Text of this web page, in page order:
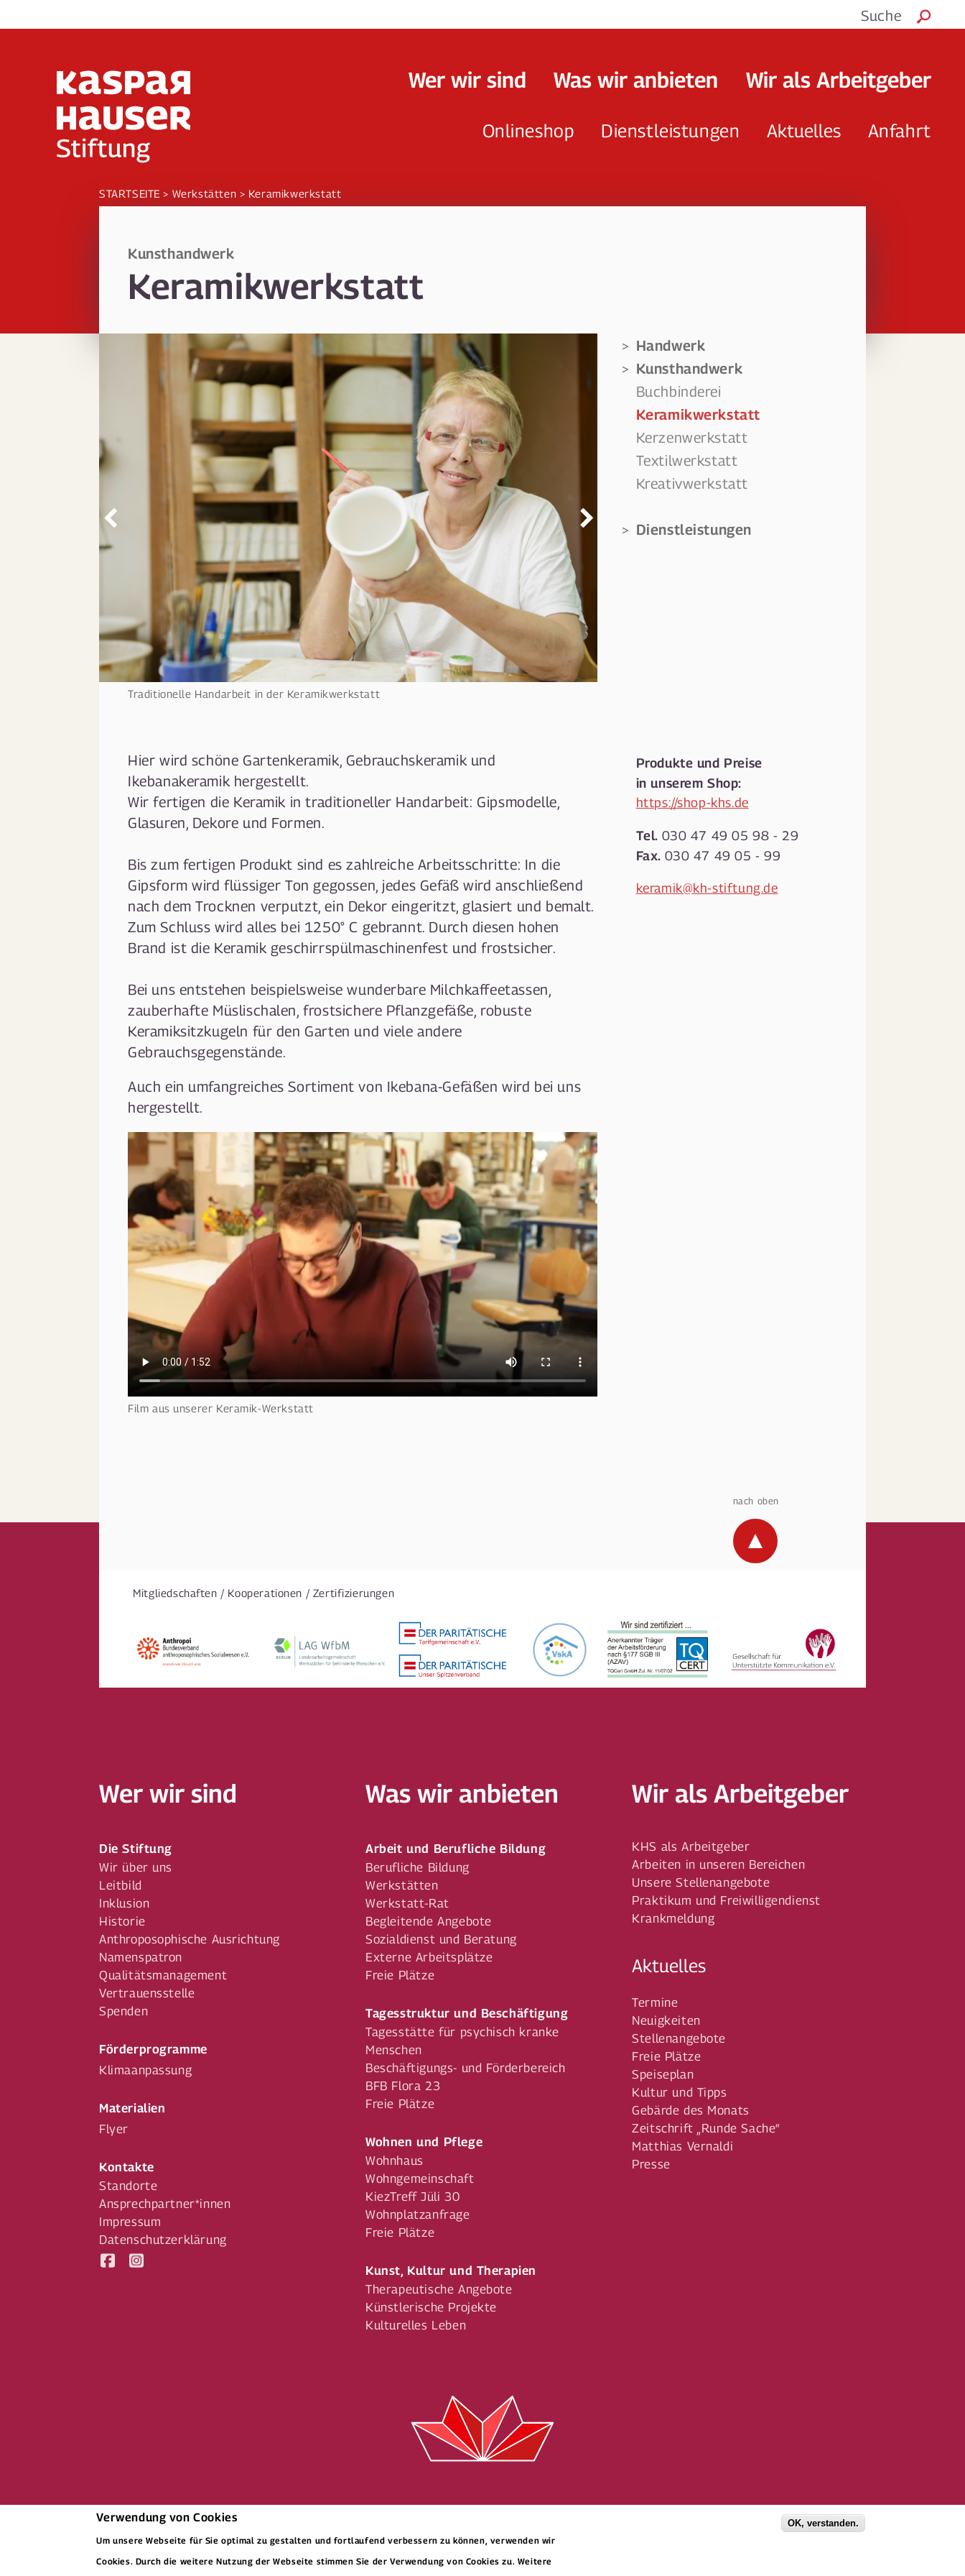
zum
Suche
Wer wir sind Was wir anbieten Wir als Arbeitgeber
Onlineshop Dienstleistungen Aktuelles Anfahrt
STARTSEITE Werkstätten Keramikwerkstatt
Kunsthandwerk
Keramikwerkstatt
Traditionelle Handarbeit in der Keramikwerkstatt
Hier wird schöne Gartenkeramik, Gebrauchskeramik und
Ikebanakeramik hergestellt.
Wir fertigen die Keramik in traditioneller Handarbeit: Gipsmodelle,
Glasuren, Dekore und Formen.
Bis zum fertigen Produkt sind es zahlreiche Arbeitsschritte: In die
Gipsform wird flüssiger Ton gegossen, jedes Gefäß wird anschließend
nach dem Trocknen verputzt, ein Dekor eingeritzt, glasiert und bemalt.
Zum Schluss wird alles bei 1250° C gebrannt. Durch diesen hohen
Brand ist die Keramik geschirrspülmaschinenfest und frostsicher.
Bei uns entstehen beispielsweise wunderbare Milchkaffeetassen,
zauberhafte Müslischalen, frostsichere Pflanzgefäße, robuste
Keramiksitzkugeln für den Garten und viele andere
Gebrauchsgegenstände.
Auch ein umfangreiches Sortiment von Ikebana-Gefäßen wird bei uns
hergestellt.
Film aus unserer Keramik-Werkstatt
Handwerk
Kunsthandwerk
Buchbinderei
Keramikwerkstatt
Kerzenwerkstatt
Textilwerkstatt
Kreativwerkstatt
Dienstleistungen
Produkte und Preise
in unserem Shop:
https://shop-khs.de
Tel. 030 47 49 05 98 - 29
Fax. 030 47 49 05 - 99
keramik@kh-stiftung.de
nach oben
Mitgliedschaften / Kooperationen / Zertifizierungen
Wer wir sind
Die Stiftung
Wir über uns
Leitbild
Inklusion
Historie
Anthroposophische Ausrichtung
Namenspatron
Qualitätsmanagement
Vertrauensstelle
Spenden
Förderprogramme
Klimaanpassung
Materialien
Flyer
Kontakte
Standorte
Ansprechpartner*innen
Impressum
Datenschutzerklärung
Was wir anbieten
Arbeit und Berufliche Bildung
Berufliche Bildung
Werkstätten
Werkstatt-Rat
Begleitende Angebote
Sozialdienst und Beratung
Externe Arbeitsplätze
Freie Plätze
Tagesstruktur und Beschäftigung
Tagesstätte für psychisch kranke
Menschen
Beschäftigungs- und Förderbereich
BFB Flora 23
Freie Plätze
Wohnen und Pflege
Wohnhaus
Wohngemeinschaft
KiezTreff Jüli 30
Wohnplatzanfrage
Freie Plätze
Kunst, Kultur und Therapien
Therapeutische Angebote
Künstlerische Projekte
Kulturelles Leben
Wir als Arbeitgeber
KHS als Arbeitgeber
Arbeiten in unseren Bereichen
Unsere Stellenangebote
Praktikum und Freiwilligendienst
Krankmeldung
Aktuelles
Termine
Neuigkeiten
Stellenangebote
Freie Plätze
Speiseplan
Kultur und Tipps
Gebärde des Monats
Zeitschrift „Runde Sache“
Matthias Vernaldi
Presse
Verwendung von Cookies
Um unsere Webseite für Sie optimal zu gestalten und fortlaufend verbessern zu können, verwenden wir
Cookies. Durch die weitere Nutzung der Webseite stimmen Sie der Verwendung von Cookies zu. Weitere
OK, verstanden.